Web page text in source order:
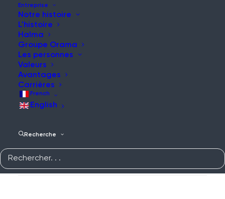
Entreprise
Notre histoire
L'histoire
Halma
Groupe Orama
Les personnes
Valeurs
Avantages
Carrières
French
English
Recherche
Protégez votre chantier des dangers de l'hiver
Article
Lire la suite